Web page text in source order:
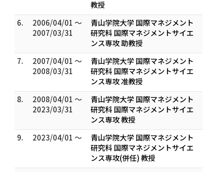
教授
6.
2006/04/01 ～
2007/03/31
青山学院大学 国際マネジメント
研究科 国際マネジメントサイエ
ンス専攻 助教授
7.
2007/04/01 ～
2008/03/31
青山学院大学 国際マネジメント
研究科 国際マネジメントサイエ
ンス専攻 准教授
8.
2008/04/01 ～
2023/03/31
青山学院大学 国際マネジメント
研究科 国際マネジメントサイエ
ンス専攻 教授
9.
2023/04/01 ～
青山学院大学 国際マネジメント
研究科 国際マネジメントサイエ
ンス専攻(併任) 教授